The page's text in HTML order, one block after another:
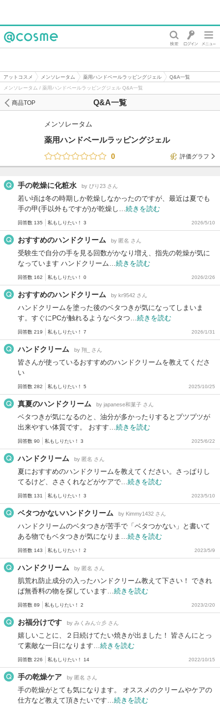
アットコスメ メンソレータム 薬用ハンドベールラッピングジェル
Q&A一覧
メンソレータム / 薬用ハンドベールラッピングジェル Q&A一覧
Q&A一覧
商品TOP
メンソレータム
薬用ハンドベールラッピングジェル
0
評価グラフ
手の乾燥に化粧水 by ぴり23 さん
若い頃は冬の時期しか乾燥しなかったのですが、最近は夏でも
手の甲(手以外もですが)が乾燥し… 続きを読む
回答数 135 私もしりたい！ 3 2026/5/10
おすすめのハンドクリーム by 匿名 さん
受験生で自分の手を見る回数がかなり増え、指先の乾燥が気に
なっています ハンドクリーム… 続きを読む
回答数 162 私もしりたい！ 0 2026/2/26
おすすめのハンドクリーム by kr9542 さん
ハンドクリームを塗った後のベタつきが気になってしまいま
す。すぐにPCが触れるようなベタつ… 続きを読む
回答数 219 私もしりたい！ 7 2026/1/31
ハンドクリーム by 翔_ さん
皆さんが使っているおすすめのハンドクリームを教えてくださ
い
回答数 282 私もしりたい！ 5 2025/10/25
真夏のハンドクリーム by japanese和菓子 さん
ベタつきが気になるのと、油分が多かったりするとプツプツが
出来やすい体質です。 おすす… 続きを読む
回答数 90 私もしりたい！ 3 2025/6/22
ハンドクリーム by 匿名 さん
夏におすすめのハンドクリームを教えてください。さっぱりし
てるけど、ささくれなどがケアで… 続きを読む
回答数 131 私もしりたい！ 3 2023/5/10
ベタつかないハンドクリーム by Kimmy1432 さん
ハンドクリームのベタつきが苦手で「ベタつかない」と書いて
ある物でもベタつきが気になりま… 続きを読む
回答数 143 私もしりたい！ 2 2023/5/9
ハンドクリーム by 匿名 さん
肌荒れ防止成分の入ったハンドクリーム教えて下さい！ できれ
ば無香料の物を探しています… 続きを読む
回答数 89 私もしりたい！ 2 2023/2/20
お福分けです by みくみん☆彡 さん
嬉しいことに、２日続けてたい焼きが出ました！ 皆さんにとっ
て素敵な一日になります… 続きを読む
回答数 226 私もしりたい！ 14 2022/10/15
手の乾燥ケア by 匿名 さん
手の乾燥がとても気になります。 オススメのクリームやケアの
仕方など教えて頂きたいです… 続きを読む